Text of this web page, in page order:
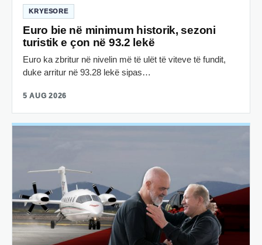
KRYESORE
Euro bie në minimum historik, sezoni
turistik e çon në 93.2 lekë
Euro ka zbritur në nivelin më të ulët të viteve të fundit,
duke arritur në 93.28 lekë sipas…
5 AUG 2026